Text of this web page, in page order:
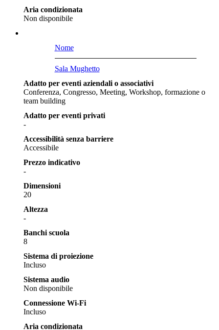
Aria condizionata
Non disponibile
Nome
Sala Mughetto
Adatto per eventi aziendali o associativi
Conferenza, Congresso, Meeting, Workshop, formazione o
team building
Adatto per eventi privati
-
Accessibilità senza barriere
Accessibile
Prezzo indicativo
-
Dimensioni
20
Altezza
-
Banchi scuola
8
Sistema di proiezione
Incluso
Sistema audio
Non disponibile
Connessione Wi-Fi
Incluso
Aria condizionata